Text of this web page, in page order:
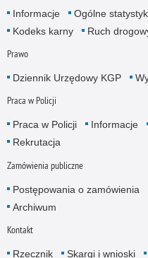
Informacje Ogólne
Kodeks karny
Ruch
Prawo
Dziennik Urzędowy KGP
Praca w Policji
Praca w Policji Informacje
Rekrutacja
Zamówienia publiczne
Postępowania o zamówienia
Archiwum
Kontakt
Rzecznik Skargi i wnioski